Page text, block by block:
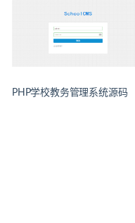
PHP学校教务管理系统源码